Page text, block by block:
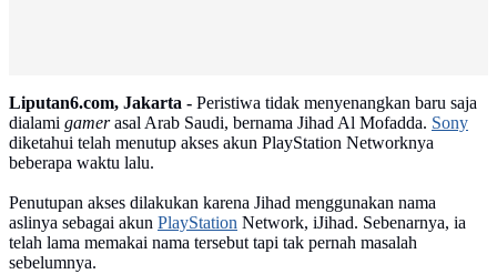
Liputan6.com, Jakarta - Peristiwa tidak menyenangkan baru saja
dialami gamerasal Arab Saudi, bernama Jihad Al Mofadda. Sony
diketahui telah menutup akses akun PlayStation Networknya
beberapa waktu lalu.
Penutupan akses dilakukan karena Jihad menggunakan nama
aslinya sebagai akun PlayStation Network, iJihad. Sebenarnya, ia
telah lama memakai nama tersebut tapi tak pernah masalah
sebelumnya.